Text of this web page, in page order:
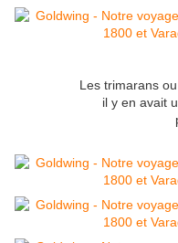
Les trimarans
il y en avait